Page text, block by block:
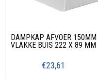
DAMPKAP AFVOER 150MM
VLAKKE BUIS 222 X 89 MM
€23,61